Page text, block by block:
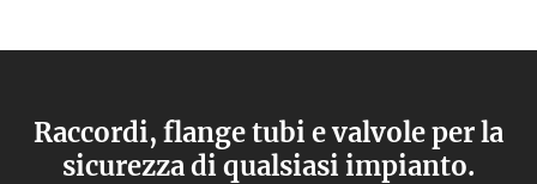
Raccordi, flange tubi e valvole per la
sicurezza di qualsiasi impianto.